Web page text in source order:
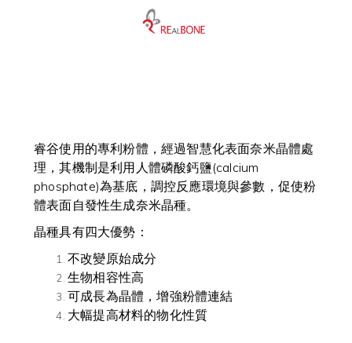
睿谷使用的專利粉體，經過智慧化表面奈米晶體處
理，其機制是利用人體磷酸鈣鹽(calcium
phosphate)為基底， 調控反應環境與參數，促使粉
體表面自發性生成奈米晶種。
晶種具有四大優勢：
不改變原始成分
生物相容性高
可成長為晶體，增強粉體連結
大幅提高材料的物化性質